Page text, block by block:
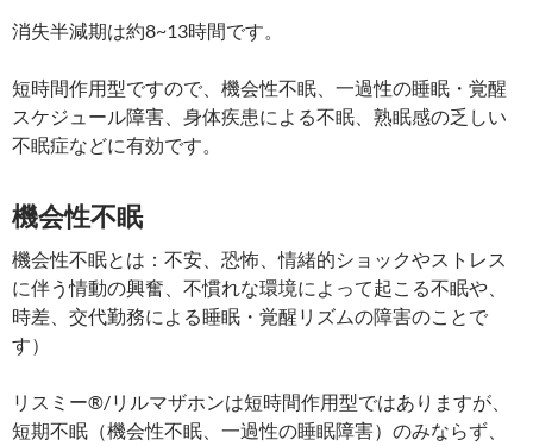
消失半減期は約8~13時間です。
短時間作用型ですので、機会性不眠、一過性の睡眠・覚醒
スケジュール障害、身体疾患による不眠、熟眠感の乏しい
不眠症などに有効です。
機会性不眠
機会性不眠とは：不安、恐怖、情緒的ショックやストレス
に伴う情動の興奮、不慣れな環境によって起こる不眠や、
時差、交代勤務による睡眠・覚醒リズムの障害のことで
す）
リスミー®/リルマザホンは短時間作用型ではありますが、
短期不眠（機会性不眠、一過性の睡眠障害）のみならず、